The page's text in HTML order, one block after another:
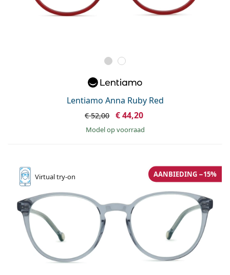
Lentiamo Anna Ruby Red
€ 52,00 € 44,20
model op voorraad
Virtualtry-on AANBIEDING −15%